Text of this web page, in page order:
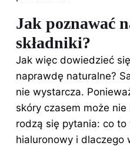
Jak poznawać
składniki?
Jak więc dowiedzieć
naprawdę naturalne?
nie wystarcza.
skóry czasem może
rodzą się pytania: co to
hialuronowy i dlaczego